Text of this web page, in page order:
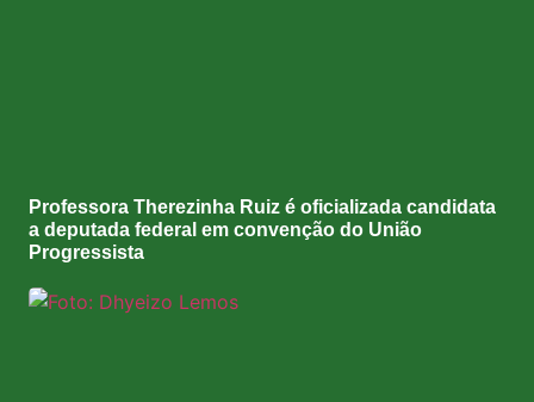
Professora Therezinha Ruiz é oficializada candidata
a deputada federal em convenção do União
Progressista